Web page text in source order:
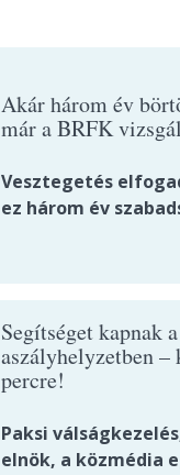
Akár három év
már a BRFK
Vesztegetés
ez három év
Segítséget kapnak
aszályhelyzetben
percre!
Paksi
elnök, a közmédia